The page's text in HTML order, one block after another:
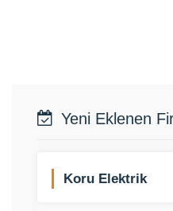
Yeni Eklenen
Koru Elektrik